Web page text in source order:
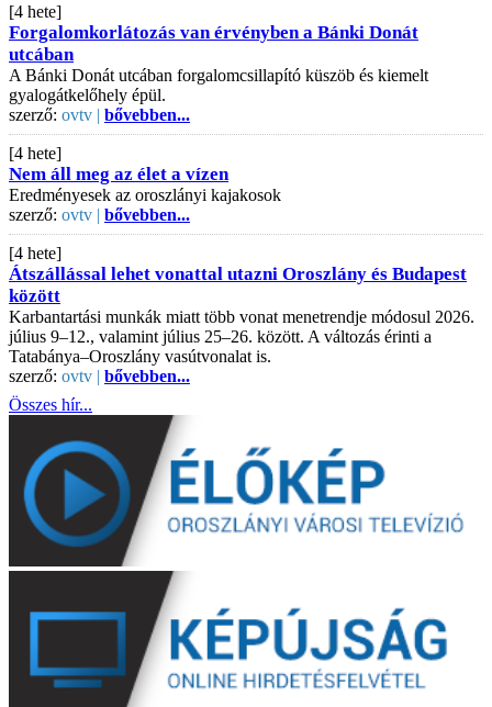
[4 hete]
Forgalomkorlátozás van érvényben a Bánki Donát
utcában
A Bánki Donát utcában forgalomcsillapító küszöb és kiemelt
gyalogátkelőhely épül.
szerző: ovtv | bővebben...
[4 hete]
Nem áll meg az élet a vízen
Eredményesek az oroszlányi kajakosok
szerző: ovtv | bővebben...
[4 hete]
Átszállással lehet vonattal utazni Oroszlány és Budapest
között
Karbantartási munkák miatt több vonat menetrendje módosul 2026.
július 9–12., valamint július 25–26. között. A változás érinti a
Tatabánya–Oroszlány vasútvonalat is.
szerző: ovtv | bővebben...
Összes hír...